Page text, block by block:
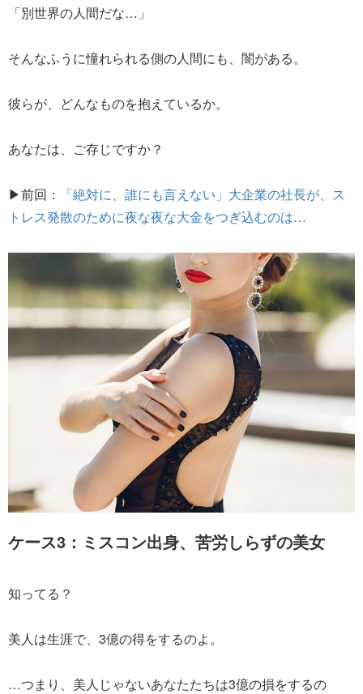
「別世界の人間だな…」
そんなふうに憧れられる側の人間にも、闇がある。
彼らが、どんなものを抱えているか。
あなたは、ご存じですか？
▶前回：
「絶対に、誰にも言えない」大企業の社長が、ス
トレス発散のために夜な夜な大金をつぎ込むのは…
ケース3：ミスコン出身、苦労しらずの美女
知ってる？
美人は生涯で、3億の得をするのよ。
…つまり、美人じゃないあなたたちは3億の損をするの